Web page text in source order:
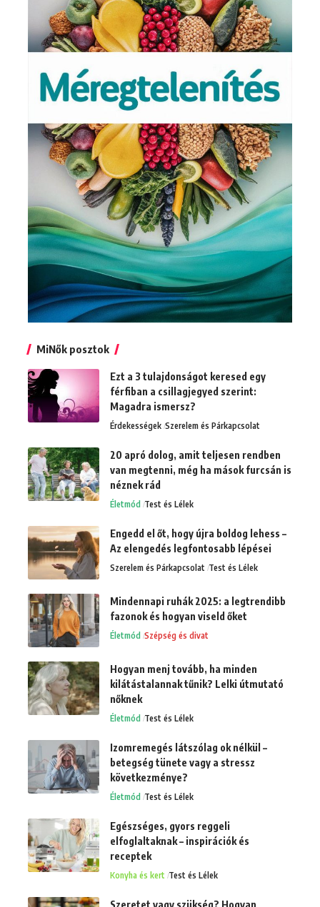
MiNők posztok
Ezt a 3 tulajdonságot keresed egy
férfiban a csillagjegyed szerint:
Magadra ismersz?
Érdekességek Szerelem és Párkapcsolat
20 apró dolog, amit teljesen rendben
van megtenni, még ha mások furcsán is
néznek rád
Életmód Test és Lélek
Engedd el őt, hogy újra boldog lehess –
Az elengedés legfontosabb lépései
Szerelem és Párkapcsolat Test és Lélek
Mindennapi ruhák 2025: a legtrendibb
fazonok és hogyan viseld őket
Életmód Szépség és divat
Hogyan menj tovább, ha minden
kilátástalannak tűnik? Lelki útmutató
nőknek
Életmód Test és Lélek
Izomremegés látszólag ok nélkül –
betegség tünete vagy a stressz
következménye?
Életmód Test és Lélek
Egészséges, gyors reggeli
elfoglaltaknak – inspirációk és
receptek
Konyha és kert Test és Lélek